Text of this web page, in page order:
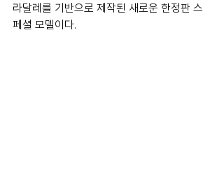
라달레를 기반으로 제작된 새로운 한정판 스
페셜 모델이다.